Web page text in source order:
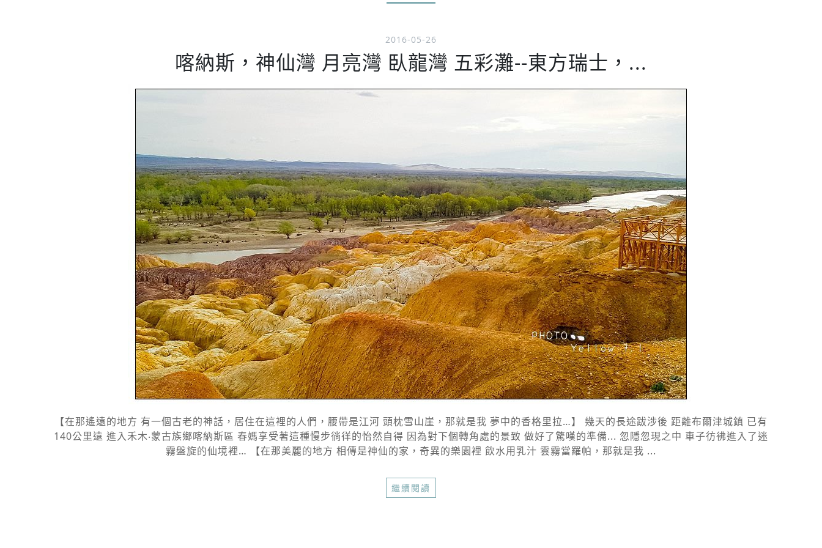
2016-05-26
喀納斯，神仙灣 月亮灣 臥龍灣 五彩灘--東方瑞士，...
【在那遙遠的地方 有一個古老的神話，居住在這裡的人們，腰帶是江河 頭枕雪山崖，那就是我 夢中的香格里拉…】 幾天的長途跋涉後 距離布爾津城鎮 已有
140公里遠 進入禾木‧蒙古族鄉喀納斯區 春媽享受著這種慢步徜徉的怡然自得 因為對下個轉角處的景致 做好了驚嘆的準備... 忽隱忽現之中 車子彷彿進入了迷
霧盤旋的仙境裡… 【在那美麗的地方 相傳是神仙的家，奇異的樂園裡 飲水用乳汁 雲霧當羅帕，那就是我 ...
繼續閱讀